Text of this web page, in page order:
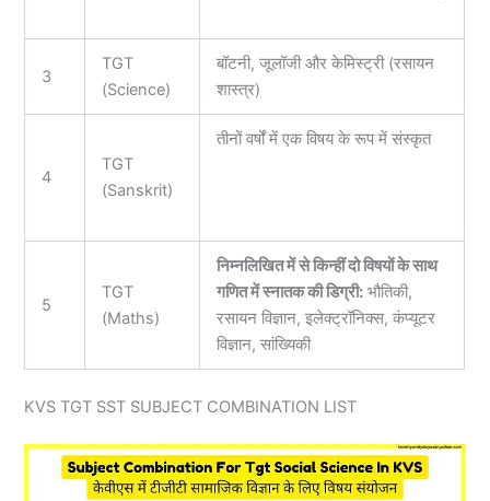
3
TGT
(Science)
बॉटनी, जूलॉजी और केमिस्ट्री (रसायन
शास्त्र)
4
TGT
(Sanskrit)
तीनों वर्षों में एक विषय के रूप में संस्कृत
5
TGT
(Maths)
निम्नलिखित में से किन्हीं दो विषयों के साथ
गणित में स्नातक की डिग्री: भौतिकी,
रसायन विज्ञान, इलेक्ट्रॉनिक्स, कंप्यूटर
विज्ञान, सांख्यिकी
KVS TGT SST SUBJECT COMBINATION LIST